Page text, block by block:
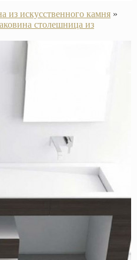
из искусственного камня »
столешница из